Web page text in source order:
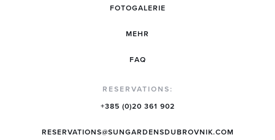
FOTOGALERIE
MEHR
FAQ
RESERVATIONS:
+385 (0)20 361 902
RESERVATIONS@SUNGARDENSDUBROVNIK.COM